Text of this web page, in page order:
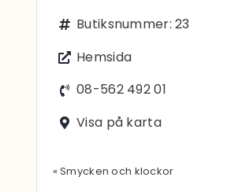
Butiksnummer: 23
Hemsida
08-562 492 01
Visa på karta
« Smycken och klockor